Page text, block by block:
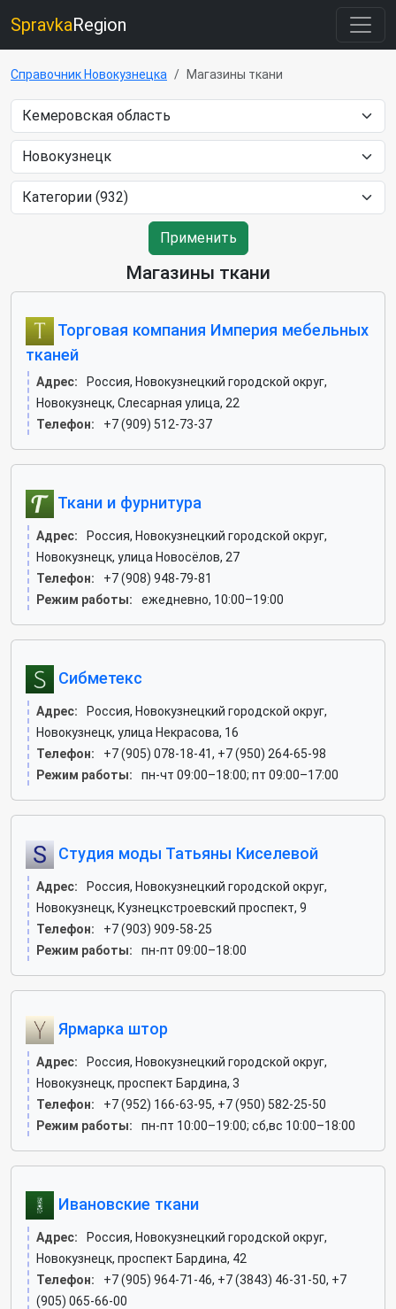
SpravkaRegion
Справочник Новокузнецка Магазины ткани
Применить
Магазины ткани
Торговая компания Империя мебельных
тканей
Адрес:
Россия, Новокузнецкий городской округ,
Новокузнецк, Слесарная улица, 22
Телефон:
+7 (909) 512-73-37
Ткани и фурнитура
Адрес:
Россия, Новокузнецкий городской округ,
Новокузнецк, улица Новосёлов, 27
Телефон:
+7 (908) 948-79-81
Режим работы:
ежедневно, 10:00–19:00
Сибметекс
Адрес:
Россия, Новокузнецкий городской округ,
Новокузнецк, улица Некрасова, 16
Телефон:
+7 (905) 078-18-41, +7 (950) 264-65-98
Режим работы:
пн-чт 09:00–18:00; пт 09:00–17:00
Студия моды Татьяны Киселевой
Адрес:
Россия, Новокузнецкий городской округ,
Новокузнецк, Кузнецкстроевский проспект, 9
Телефон:
+7 (903) 909-58-25
Режим работы:
пн-пт 09:00–18:00
Ярмарка штор
Адрес:
Россия, Новокузнецкий городской округ,
Новокузнецк, проспект Бардина, 3
Телефон:
+7 (952) 166-63-95, +7 (950) 582-25-50
Режим работы:
пн-пт 10:00–19:00; сб,вс 10:00–18:00
Ивановские ткани
Адрес:
Россия, Новокузнецкий городской округ,
Новокузнецк, проспект Бардина, 42
Телефон:
+7 (905) 964-71-46, +7 (3843) 46-31-50, +7
(905) 065-66-00